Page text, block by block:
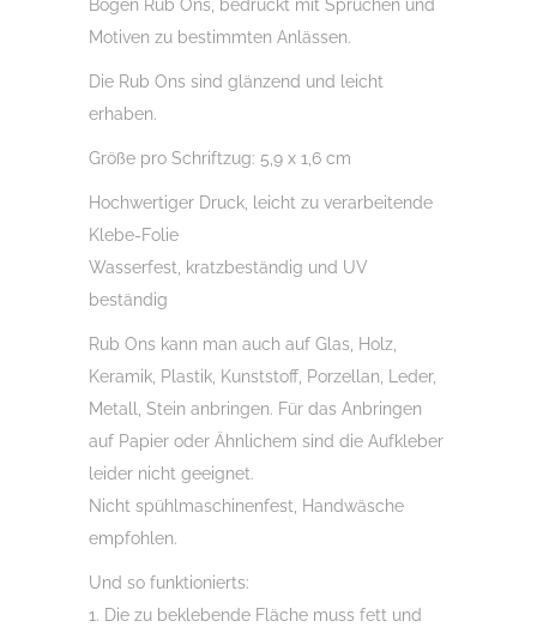
Glas,
Menge
Bogen Rub Ons, bedruckt mit Sprüchen und
Motiven zu bestimmten Anlässen.
Die Rub Ons sind glänzend und leicht
erhaben.
Größe pro Schriftzug: 5,9 x 1,6 cm
Hochwertiger Druck, leicht zu verarbeitende
Klebe-Folie
Wasserfest, kratzbeständig und UV
beständig
Rub Ons kann man auch auf Glas, Holz,
Keramik, Plastik, Kunststoff, Porzellan, Leder,
Metall, Stein anbringen. Für das Anbringen
auf Papier oder Ähnlichem sind die Aufkleber
leider nicht geeignet.
Nicht spühlmaschinenfest, Handwäsche
empfohlen.
Und so funktionierts:
1. Die zu beklebende Fläche muss fett und